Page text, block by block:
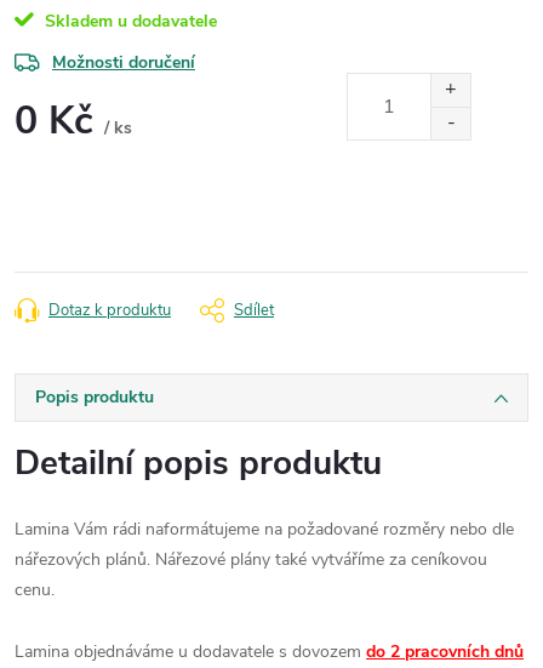
Skladem u dodavatele
Možnosti doručení
0 Kč / ks
Dotaz k produktu Sdílet
Popis produktu
Detailní popis produktu
Lamina Vám rádi naformátujeme na požadované rozměry nebo dle
nářezových plánů. Nářezové plány také vytváříme za ceníkovou
cenu.
Lamina objednáváme u dodavatele s dovozem do 2 pracovních dnů